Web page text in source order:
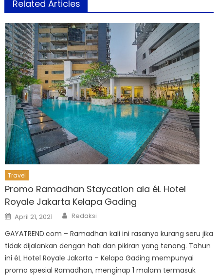
Related Articles
Travel
Promo Ramadhan Staycation ala éL Hotel
Royale Jakarta Kelapa Gading
Posted
on
April 21, 2021 Author
Redaksi
GAYATREND.com – Ramadhan kali ini rasanya kurang seru jika
tidak dijalankan dengan hati dan pikiran yang tenang. Tahun
ini éL Hotel Royale Jakarta – Kelapa Gading mempunyai
promo spesial Ramadhan, menginap 1 malam termasuk